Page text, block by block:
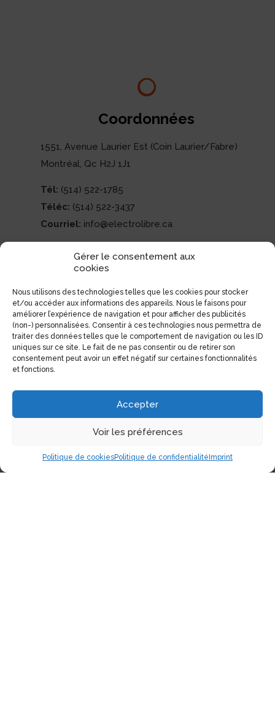
Gérer le consentement aux
cookies
Nous utilisons des technologies telles que les cookies pour stocker
et/ou accéder aux informations des appareils. Nous le faisons pour
améliorer l’expérience de navigation et pour afficher des publicités
(non-) personnalisées. Consentir à ces technologies nous permettra de
traiter des données telles que le comportement de navigation ou les ID
uniques sur ce site. Le fait de ne pas consentir ou de retirer son
consentement peut avoir un effet négatif sur certaines fonctionnalités
et fonctions.
Accepter
Voir les préférences
Politique de cookiesPolitique de confidentialité Imprint
Coordonnées
1551, Avenue Laurier Est (Coin Laurier/Fabre)
Montréal, Qc H2J 1J1
Tél: (514) 522-1785
Téléc: (514) 522-3437
Courriel: info@electrolibre.ca